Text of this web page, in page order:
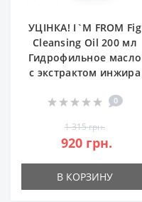
УЦІНКА! I`M FROM Fig
Cleansing Oil 200 мл
Гидрофильное масло
с экстрактом инжира
0
1 315 грн.
920 грн.
В КОРЗИНУ